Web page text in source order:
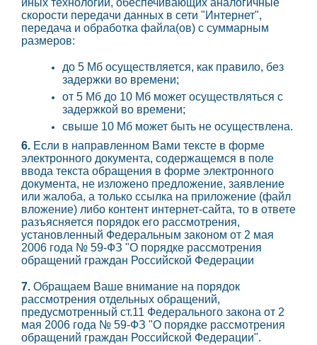
иных технологий, обеспечивающих аналогичные
скорости передачи данных в сети "Интернет",
передача и обработка файла(ов) с суммарным
размеров:
до 5 Мб осуществляется, как правило, без
задержки во времени;
от 5 Мб до 10 Мб может осуществляться с
задержкой во времени;
свыше 10 Мб может быть не осуществлена.
6. Если в направленном Вами тексте в форме
электронного документа, содержащемся в поле
ввода текста обращения в форме электронного
документа, не изложено предложение, заявление
или жалоба, а только ссылка на приложение (файл
вложение) либо контент интернет-сайта, то в ответе
разъясняется порядок его рассмотрения,
установленный Федеральным законом от 2 мая
2006 года № 59-ФЗ "О порядке рассмотрения
обращений граждан Российской Федерации
7. Обращаем Ваше внимание на порядок
рассмотрения отдельных обращений,
предусмотренный ст.11 Федерального закона от 2
мая 2006 года № 59-ФЗ "О порядке рассмотрения
обращений граждан Российской Федерации".